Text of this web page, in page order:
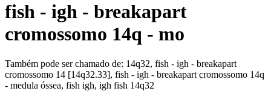
fish - igh - breakapart
cromossomo 14q - mo
Também pode ser chamado de: 14q32, fish - igh - breakapart
cromossomo 14 [14q32.33], fish - igh - breakapart cromossomo 14q
- medula óssea, fish igh, igh fish 14q32